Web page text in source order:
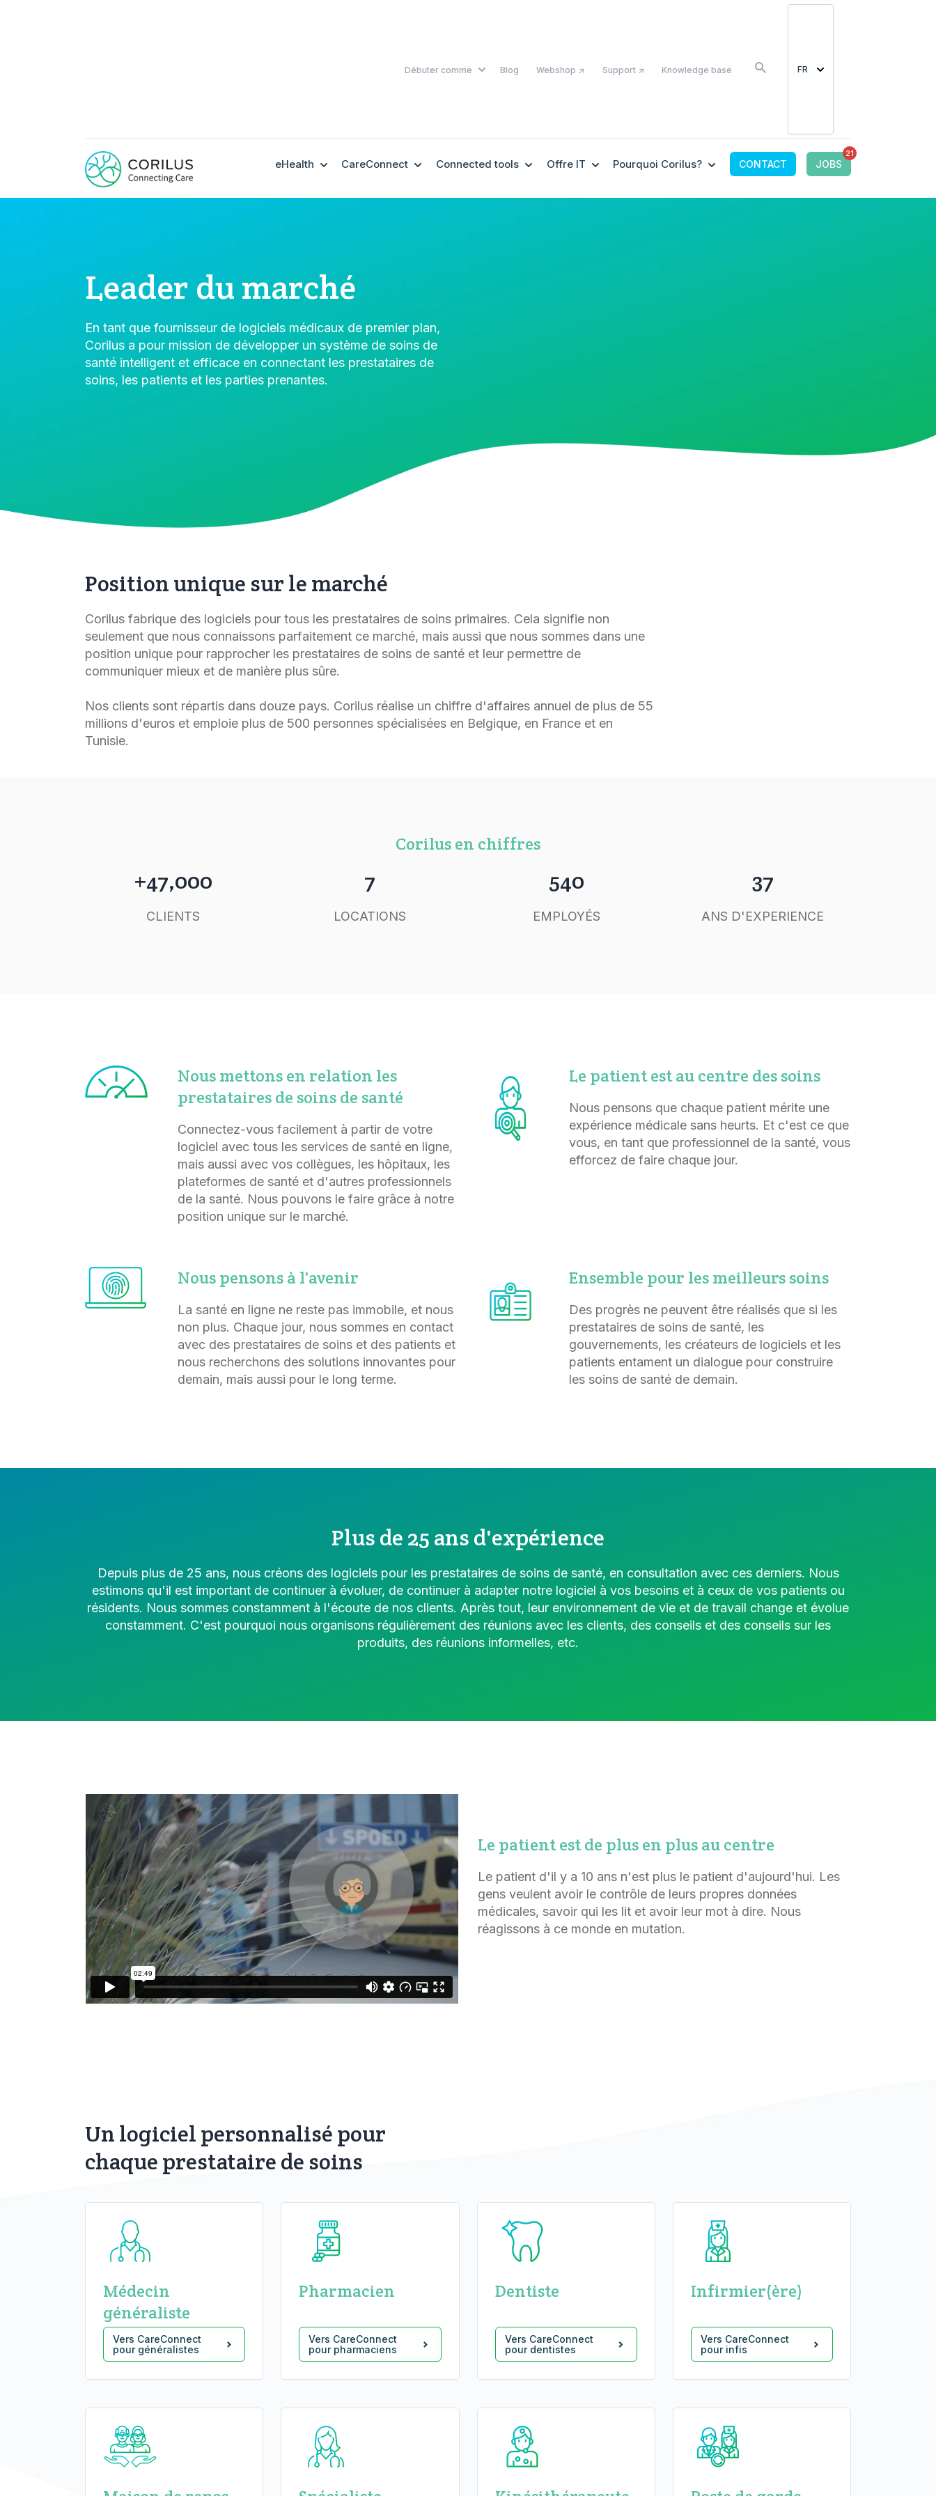
Débuter comme SHOW SUBMENU FOR DÉBUTER COMME
Blog Webshop ↗ Support ↗ Knowledge base FR
eHealth SHOW SUBMENU FOR EHEALTH
CareConnect SHOW SUBMENU FOR CARECONNECT
Connected tools SHOW SUBMENU FOR CONNECTED TOOLS
Offre IT SHOW SUBMENU FOR OFFRE IT
Pourquoi Corilus? SHOW SUBMENU FOR POURQUOI CORILUS?
CONTACT JOBS
21
Leader du marché
En tant que fournisseur de logiciels médicaux de premier plan,
Corilus a pour mission de développer un système de soins de
santé intelligent et efficace en connectant les prestataires de
soins, les patients et les parties prenantes.
Position unique sur le marché
Corilus fabrique des logiciels pour tous les prestataires de soins primaires. Cela signifie non
seulement que nous connaissons parfaitement ce marché, mais aussi que nous sommes dans une
position unique pour rapprocher les prestataires de soins de santé et leur permettre de
communiquer mieux et de manière plus sûre.
Nos clients sont répartis dans douze pays. Corilus réalise un chiffre d'affaires annuel de plus de 55
millions d'euros et emploie plus de 500 personnes spécialisées en Belgique, en France et en
Tunisie.
Corilus en chiffres
+47,000
CLIENTS
7
LOCATIONS
540
EMPLOYÉS
37
ANS D'EXPERIENCE
Nous mettons en relation les
prestataires de soins de santé
Connectez-vous facilement à partir de votre
logiciel avec tous les services de santé en ligne,
mais aussi avec vos collègues, les hôpitaux, les
plateformes de santé et d'autres professionnels
de la santé. Nous pouvons le faire grâce à notre
position unique sur le marché.
Le patient est au centre des soins
Nous pensons que chaque patient mérite une
expérience médicale sans heurts. Et c'est ce que
vous, en tant que professionnel de la santé, vous
efforcez de faire chaque jour.
Nous pensons à l'avenir
La santé en ligne ne reste pas immobile, et nous
non plus. Chaque jour, nous sommes en contact
avec des prestataires de soins et des patients et
nous recherchons des solutions innovantes pour
demain, mais aussi pour le long terme.
Ensemble pour les meilleurs soins
Des progrès ne peuvent être réalisés que si les
prestataires de soins de santé, les
gouvernements, les créateurs de logiciels et les
patients entament un dialogue pour construire
les soins de santé de demain.
Plus de 25 ans d'expérience
Depuis plus de 25 ans, nous créons des logiciels pour les prestataires de soins de santé, en consultation avec ces derniers. Nous
estimons qu'il est important de continuer à évoluer, de continuer à adapter notre logiciel à vos besoins et à ceux de vos patients ou
résidents. Nous sommes constamment à l'écoute de nos clients. Après tout, leur environnement de vie et de travail change et évolue
constamment. C'est pourquoi nous organisons régulièrement des réunions avec les clients, des conseils et des conseils sur les
produits, des réunions informelles, etc.
Le patient est de plus en plus au centre
Le patient d'il y a 10 ans n'est plus le patient d'aujourd'hui. Les
gens veulent avoir le contrôle de leurs propres données
médicales, savoir qui les lit et avoir leur mot à dire. Nous
réagissons à ce monde en mutation.
Un logiciel personnalisé pour
chaque prestataire de soins
Médecin
généraliste
Vers CareConnect
pour généralistes
Pharmacien
Vers CareConnect
pour pharmaciens
Dentiste
Vers CareConnect
pour dentistes
Infirmier(ère)
Vers CareConnect
pour infis